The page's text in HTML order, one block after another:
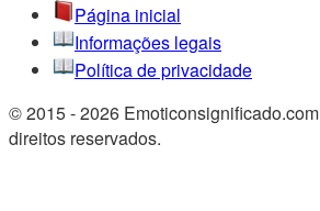
Página inicial
Informações legais
Política de privacidade
© 2015 - 2026
direitos reservados.